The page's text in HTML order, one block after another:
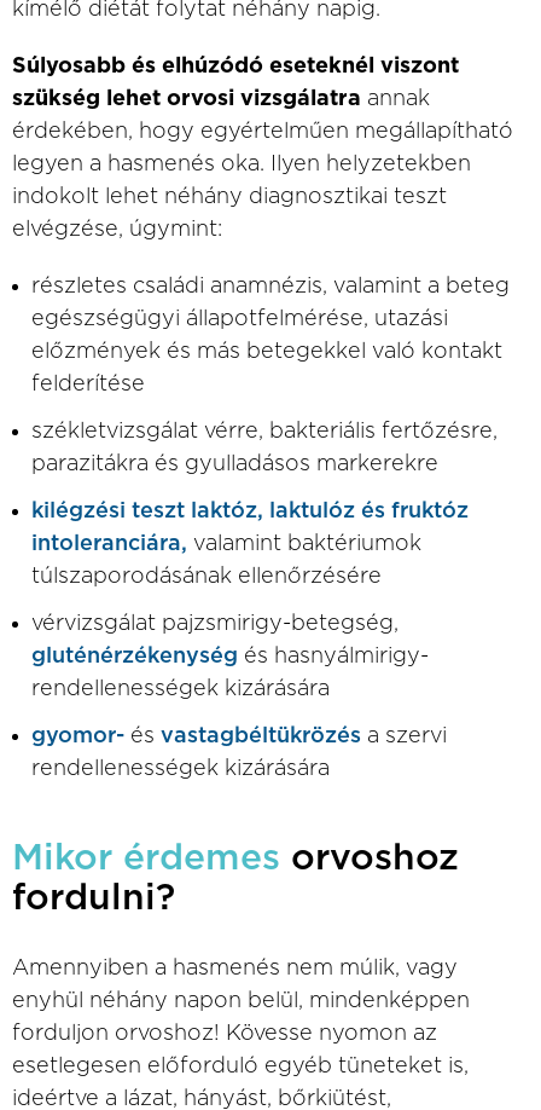
kímélő diétát folytat néhány napig.
Súlyosabb és elhúzódó eseteknél viszont
szükség lehet orvosi vizsgálatra annak
érdekében, hogy egyértelműen megállapítható
legyen a hasmenés oka. Ilyen helyzetekben
indokolt lehet néhány diagnosztikai teszt
elvégzése, úgymint:
részletes családi anamnézis, valamint a beteg
egészségügyi állapotfelmérése, utazási
előzmények és más betegekkel való kontakt
felderítése
székletvizsgálat vérre, bakteriális fertőzésre,
parazitákra és gyulladásos markerekre
kilégzési teszt laktóz, laktulóz és fruktóz
intoleranciára, valamint baktériumok
túlszaporodásának ellenőrzésére
vérvizsgálat pajzsmirigy-betegség,
gluténérzékenység és hasnyálmirigy-
rendellenességek kizárására
gyomor- és vastagbéltükrözés a szervi
rendellenességek kizárására
Mikor érdemes orvoshoz
fordulni?
Amennyiben a hasmenés nem múlik, vagy
enyhül néhány napon belül, mindenképpen
forduljon orvoshoz! Kövesse nyomon az
esetlegesen előforduló egyéb tüneteket is,
ideértve a lázat, hányást, bőrkiütést,